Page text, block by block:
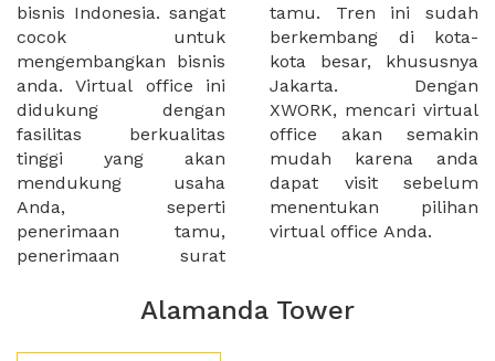
bisnis Indonesia. sangat
cocok untuk
mengembangkan bisnis
anda. Virtual office ini
didukung dengan
fasilitas berkualitas
tinggi yang akan
mendukung usaha
Anda, seperti
penerimaan tamu,
penerimaan surat
tamu. Tren ini sudah
berkembang di kota-
kota besar, khususnya
Jakarta. Dengan
XWORK, mencari virtual
office akan semakin
mudah karena anda
dapat visit sebelum
menentukan pilihan
virtual office Anda.
Alamanda Tower